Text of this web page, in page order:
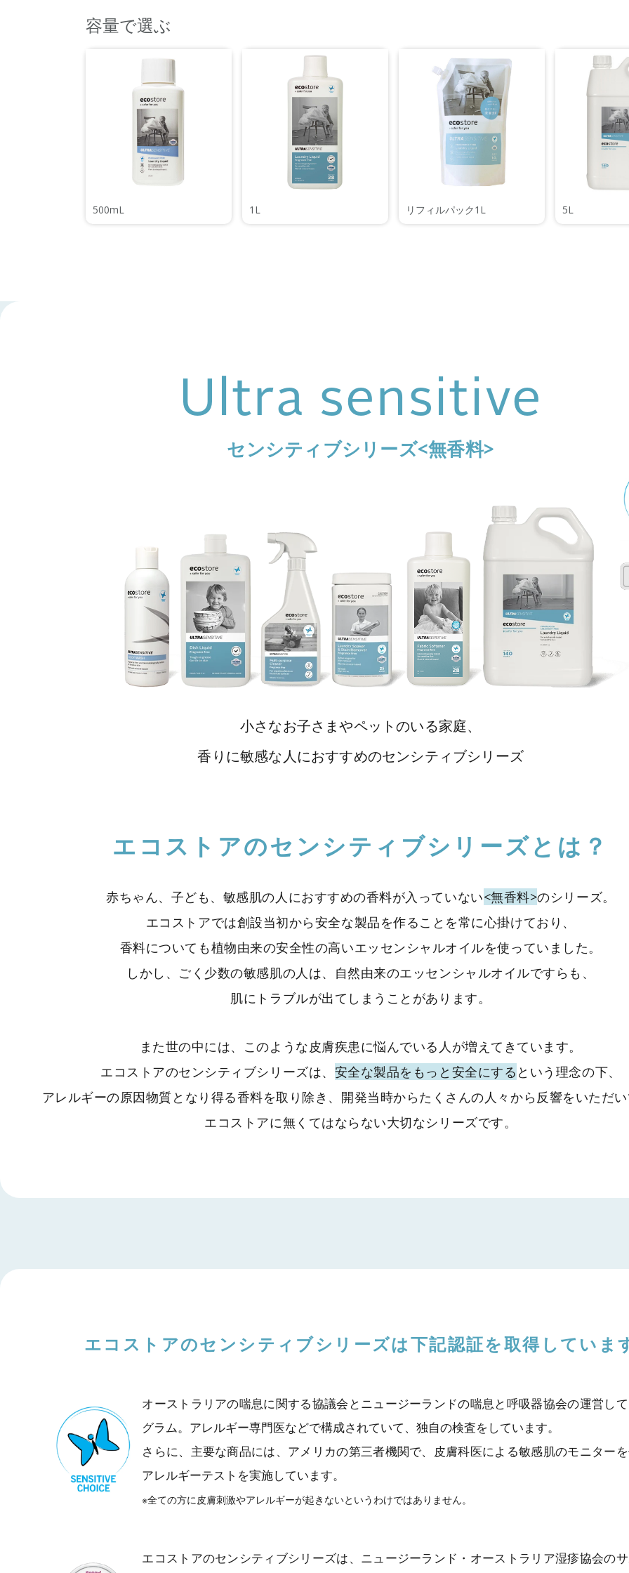
容量で選ぶ
500mL 1L リフィルパック1L 5L
Ultra sensitive
センシティブシリーズ<無香料>
小さなお子さまやペットのいる家庭、
香りに敏感な人におすすめのセンシティブシリーズ
エコストアのセンシティブシリーズとは？
赤ちゃん、子ども、敏感肌の人におすすめの香料が入っていない<無香料>のシリーズ。
エコストアでは創設当初から安全な製品を作ることを常に心掛けており、
香料についても植物由来の安全性の高いエッセンシャルオイルを使っていました。
しかし、 ごく少数の敏感肌の人は、自然由来のエッセンシャルオイルですらも、
肌にトラブルが出てしまうことがあります。
また世の中には、このような皮膚疾患に悩んでいる人が増えてきています。
エコストアのセンシティブシリーズは、 安全な製品をもっと安全にする という理念の下、
アレルギーの原因物質となり得る香料を取り除き、 開発当時からたくさんの人々から反響をいただ
エコストアに無くてはならない大切なシリーズです。
エコストアのセンシティブシリーズは下記認証を取得していま
オーストラリアの喘息に関する協議会とニュージーランドの喘息と呼吸器協会の運営し
グラム。アレルギー専門医などで構成されていて、独自の検査をしています。
さらに、主要な商品には、アメリカの第三者機関で、皮膚科医による敏感肌のモニター
アレルギーテストを実施しています。
※全ての方に皮膚刺激やアレルギーが起きないというわけではありません。
エコストアのセンシティブシリーズは、ニュージーランド・オーストラリア湿疹協会の